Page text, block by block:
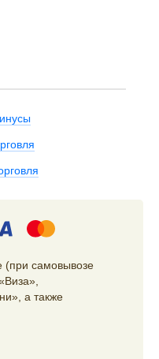
(при самовывозе
а также